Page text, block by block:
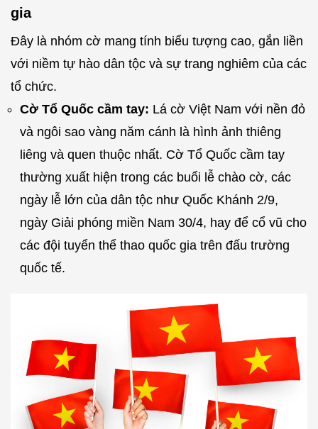
gia
Đây là nhóm cờ mang tính biểu tượng cao, gắn liền
với niềm tự hào dân tộc và sự trang nghiêm của các
tổ chức.
Cờ Tổ Quốc cầm tay: Lá cờ Việt Nam với nền đỏ
và ngôi sao vàng năm cánh là hình ảnh thiêng
liêng và quen thuộc nhất. Cờ Tổ Quốc cầm tay
thường xuất hiện trong các buổi lễ chào cờ, các
ngày lễ lớn của dân tộc như Quốc Khánh 2/9,
ngày Giải phóng miền Nam 30/4, hay để cổ vũ cho
các đội tuyển thể thao quốc gia trên đấu trường
quốc tế.